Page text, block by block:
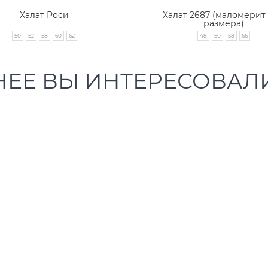
2687 (маломерит на 2
48
Футболка женская
44 46 48 50
ВЫ